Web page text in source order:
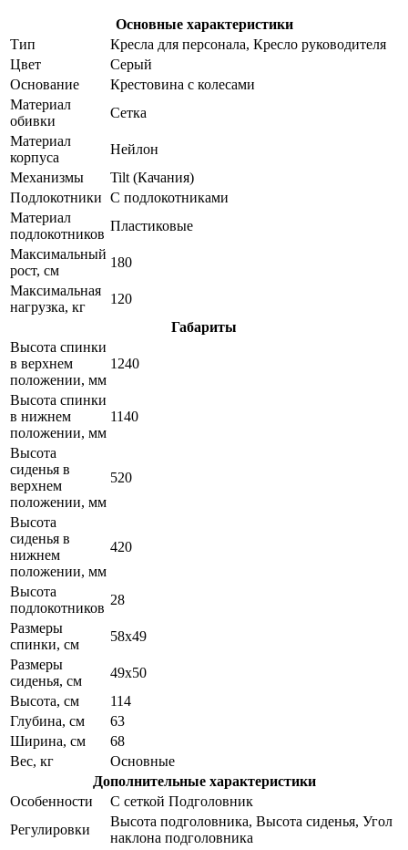
Основные характеристики
Тип
Кресла для персонала, Кресло руководителя
Цвет
Cерый
Основание
Крестовина с колесами
Материал
обивки
Сетка
Материал
корпуса
Нейлон
Механизмы
Tilt (Качания)
Подлокотники С подлокотниками
Материал
подлокотников
Пластиковые
Максимальный
рост, см
180
Максимальная
нагрузка, кг
120
Габариты
Высота спинки
в верхнем
положении, мм
1240
Высота спинки
в нижнем
положении, мм
1140
Высота
сиденья в
верхнем
положении, мм
520
Высота
сиденья в
нижнем
положении, мм
420
Высота
подлокотников
28
Размеры
спинки, см
58х49
Размеры
сиденья, см
49х50
Высота, см
114
Глубина, см
63
Ширина, см
68
Вес, кг
Основные
Дополнительные характеристики
Особенности
С сеткой Подголовник
Регулировки
Высота подголовника, Высота сиденья, Угол
наклона подголовника